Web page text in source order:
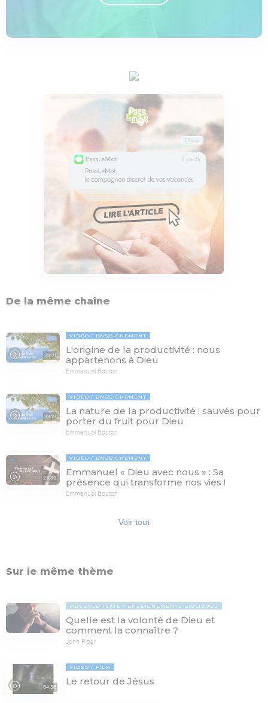
De la même chaîne
28:21
VIDÉO ENSEIGNEMENT
L'origine de la productivité : nous
appartenons à Dieu
Emmanuel Bouton
33:18
VIDÉO ENSEIGNEMENT
La nature de la productivité : sauvés pour
porter du fruit pour Dieu
Emmanuel Bouton
28:30
VIDÉO ENSEIGNEMENT
Emmanuel « Dieu avec nous » : Sa
présence qui transforme nos vies !
Emmanuel Bouton
Voir tout
Sur le même thème
MESSAGE TEXTE ENSEIGNEMENTS BIBLIQUES
Quelle est la volonté de Dieu et
comment la connaître ?
John Piper
04:36
VIDÉO FILM
Le retour de Jésus